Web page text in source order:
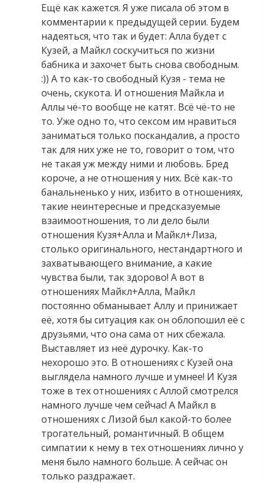
Ещё как кажется. Я уже писала об этом в
комментарии к предыдущей серии. Будем
надеяться, что так и будет: Алла будет с
Кузей, а Майкл соскучиться по жизни
бабника и захочет быть снова свободным.
:)) А то как-то свободный Кузя - тема не
очень, скукота. И отношения Майкла и
Аллы чё-то вообще не катят. Всё чё-то не
то. Уже одно то, что сексом им нравиться
заниматься только поскандалив, а просто
так для них уже не то, говорит о том, что
не такая уж между ними и любовь. Бред
короче, а не отношения у них. Всё как-то
банальненько у них, избито в отношениях,
такие неинтересные и предсказуемые
взаимоотношения, то ли дело были
отношения Кузя+Алла и Майкл+Лиза,
столько оригинального, нестандартного и
захватывающего внимание, а какие
чувства были, так здорово! А вот в
отношениях Майкл+Алла, Майкл
постоянно обманывает Аллу и принижает
её, хотя бы ситуация как он облопошил её с
друзьями, что она сама от них сбежала.
Выставляет из неё дурочку. Как-то
нехорошо это. В отношениях с Кузей она
выглядела намного лучше и умнее! И Кузя
тоже в тех отношениях с Аллой смотрелся
намного лучше чем сейчас! А Майкл в
отношениях с Лизой был какой-то более
трогательный, романтичный. В общем
симпатии к нему в тех отношениях лично у
меня было намного больше. А сейчас он
только раздражает.